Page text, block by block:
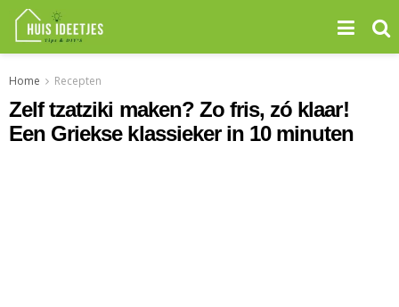
Home Recepten
Zelf tzatziki maken? Zo fris, zó klaar!
Een Griekse klassieker in 10 minuten